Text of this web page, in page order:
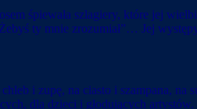
śpiewała szlagiery, które jej
ty mnie zrozumiał”… Jej
i zupę, na ciasto i szampana,
dla dzieci i głodujących